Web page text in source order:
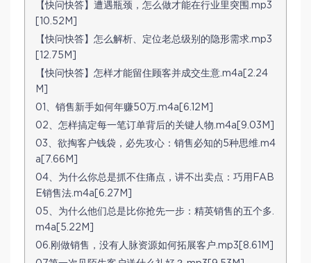
【快问快答】遭遇瓶颈，怎么做才能在行业里突围.mp3
[10.52M]
【快问快答】怎么解析、定位老总级别的隐形需求.mp3
[12.75M]
【快问快答】怎样才能留住顾客并成交生意.m4a[2.24
M]
01、销售新手如何年赚50万.m4a[6.12M]
02、怎样搞定每一笔订单背后的关键人物.m4a[9.03M]
03、欲掏客户钱袋，必先攻心：销售必知的5种思维.m4
a[7.66M]
04、为什么你总是抓不住痛点，讲不出卖点：巧用FAB
E销售法.m4a[6.27M]
05、为什么他们总是比你抢先一步：精英销售的五个多.
m4a[5.22M]
06.刚做销售，没有人脉资源如何拓展客户.mp3[8.61M]